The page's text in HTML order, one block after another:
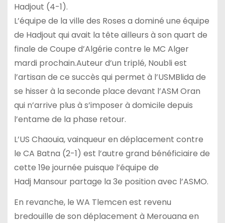
Hadjout (4-1).
L’équipe de la ville des Roses a dominé une équipe
de Hadjout qui avait la tête ailleurs à son quart de
finale de Coupe d’Algérie contre le MC Alger
mardi prochain.Auteur d’un triplé, Noubli est
l’artisan de ce succès qui permet à l’USMBlida de
se hisser à la seconde place devant l’ASM Oran
qui n’arrive plus à s’imposer à domicile depuis
l’entame de la phase retour.
L’US Chaouia, vainqueur en déplacement contre
le CA Batna (2-1) est l’autre grand bénéficiaire de
cette 19e journée puisque l’équipe de
Hadj Mansour partage la 3e position avec l’ASMO.
En revanche, le WA Tlemcen est revenu
bredouille de son déplacement à Merouana en